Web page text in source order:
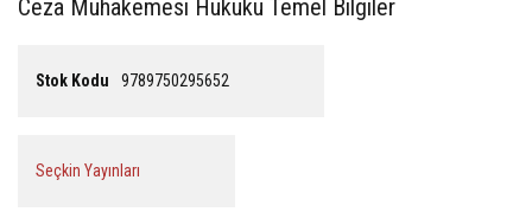
Ceza Muhakemesi Hukuku Temel Bilgiler
Stok Kodu 9789750295652
Seçkin Yayınları